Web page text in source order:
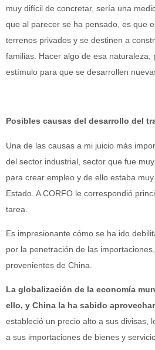
muy difícil de concretar, sería una
que al parecer se ha pensado, es que
terrenos privados y se destinen a
familias. Hacer algo de esa naturaleza,
estímulo para que se desarrollen
Posibles causas del desarrollo del
Una de las causas a mi juicio más
del sector industrial, sector que fue
para crear empleo y de ello estaba
Estado. A CORFO le correspondió
tarea.
Es impresionante cómo se ha ido
por la penetración de las
provenientes de China.
La globalización de la economía
ello, y China la ha sabido
estableció un precio alto a sus divisas,
a sus importaciones de bienes y